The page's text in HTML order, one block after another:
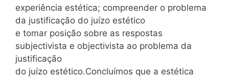
experiência estética; compreender o problema
da justificação do juízo estético
e tomar posição sobre as respostas
subjectivista e objectivista ao problema da
justificação
do juízo estético.Concluímos que a estética